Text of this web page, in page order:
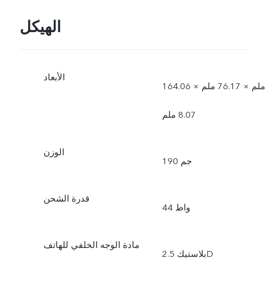
الهيكل
الأبعاد
164.06 ملم × 76.17 ملم ×
8.07 ملم
الوزن
190 جم
قدرة الشحن
44 واط
مادة الوجه الخلفي للهاتف
بلاستيك 2.5D